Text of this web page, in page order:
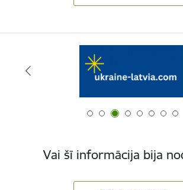
Vai šī informācija bija